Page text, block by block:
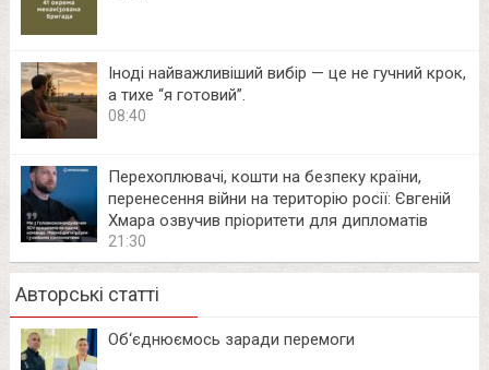
Іноді найважливіший вибір — це не гучний крок,
а тихе “я готовий”.
08:40
Перехоплювачі, кошти на безпеку країни,
перенесення війни на територію росії: Євгеній
Хмара озвучив пріоритети для дипломатів
21:30
Авторські статті
Об‘єднюємось заради перемоги